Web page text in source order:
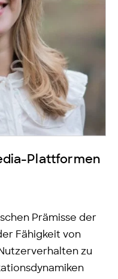
Plattformen
Prämisse der
Fähigkeit von
zu